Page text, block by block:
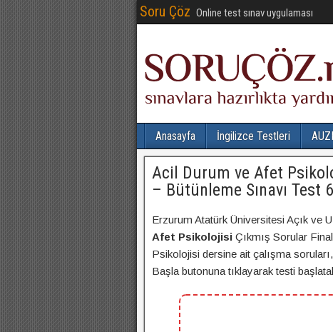
Soru Çöz Online test sınav uygulaması
Anasayfa İngilizce Testleri
Acil Durum ve Afet
– Bütünleme Sınavı Test 6
Erzurum Atatürk Üniversitesi Açık ve
Afet Psikolojisi Çıkmış Sorular
Psikolojisi dersine ait çalışma
Başla butonuna tıklayarak testi